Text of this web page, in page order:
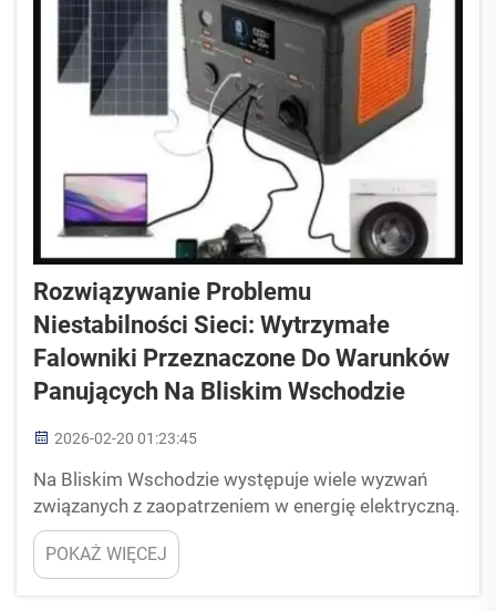
Rozwiązywanie Problemu
Niestabilności Sieci: Wytrzymałe
Falowniki Przeznaczone Do Warunków
Panujących Na Bliskim Wschodzie
2026-02-20 01:23:45
Na Bliskim Wschodzie występuje wiele wyzwań
związanych z zaopatrzeniem w energię elektryczną.
Upał i kurz mogą powodować problemy z
urządzeniami zarządzającymi i przekształcającymi
energię. Jednym ważnym urządzeniem jest
POKAŻ WIĘCEJ